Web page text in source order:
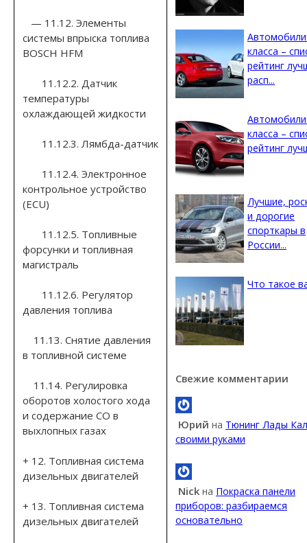
— 11.12. Элементы
системы впрыска топлива
BOSCH HFM
11.12.2. Датчик
температуры
охлаждающей жидкости
11.12.3. Лямбда-датчик
11.12.4. Электронное
контрольное устройство
(ECU)
11.12.5. Топливные
форсунки и топливная
магистраль
11.12.6. Регулятор
давления топлива
11.13. Снятие давления
в топливной системе
11.14. Регулировка
оборотов холостого хода
и содержание СО в
выхлопных газах
+ 12. Топливная система
дизельных двигателей
+ 13. Топливная система
дизельных двигателей
класса –
рейтинг
расп...
Автомобили
класса –
рейтинг
Лучшие,
и дорогие
спорткары в
России...
Что такое
Свежие комментарии
Юрий на Тюнинг Лады
своими руками
Nick на Покраска панели
приборов: разбираемся
основательно